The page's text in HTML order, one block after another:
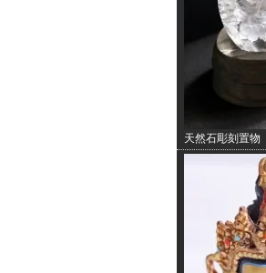
天然石彫刻置物